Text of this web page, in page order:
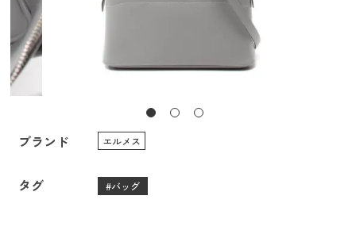
ブランド エルメス
タグ バッグ